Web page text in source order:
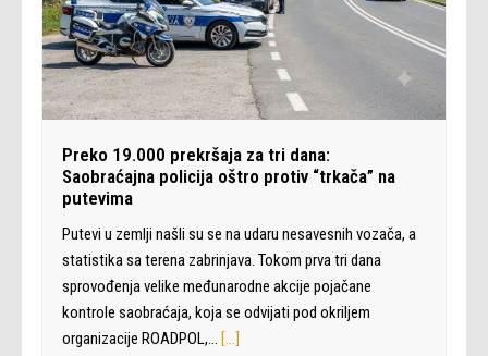
Preko 19.000 prekršaja za tri dana:
Saobraćajna policija oštro protiv “trkača” na
putevima
Putevi u zemlji našli su se na udaru nesavesnih vozača, a
statistika sa terena zabrinjava. Tokom prva tri dana
sprovođenja velike međunarodne akcije pojačane
kontrole saobraćaja, koja se odvijati pod okriljem
organizacije ROADPOL,… […]